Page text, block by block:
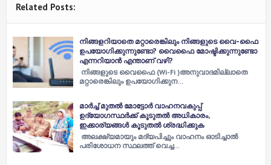
Related Posts:
നിങ്ങളറിയാതെ മറ്റാരെങ്കിലും നിങ്ങളുടെ വൈ-ഫൈ
ഉപയോഗിക്കുന്നുണ്ടോ? വൈഫൈ മോഷ്ടിക്കുന്നുണ്ടോ
എന്നറിയാൻ എന്താണ് വഴി?
നിങ്ങളുടെ വൈഫൈ (Wi-Fi )അനുവാദമില്ലാതെ
മറ്റാരെങ്കിലും ഉപയോഗിക്കുന…
മാര്‍ച്ച്‌ മുതല്‍ മോട്ടോര്‍ വാഹനവകുപ്പ്
ഉദ്യോഗസ്ഥര്‍ക്ക് കൂടുതല്‍ അധികാരം,
ഇക്കാര്യങ്ങള്‍ കൂടുതൽ ശ്രദ്ധിക്കുക
അലക്ഷ്യമായും മദ്യപിച്ചും വാഹനം ഓടിച്ചാല്‍
പരിശോധന സ്ഥലത്ത് വെച്ച…